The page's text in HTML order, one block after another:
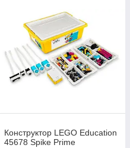
Конструктор LEGO Education
45678 Spike Prime